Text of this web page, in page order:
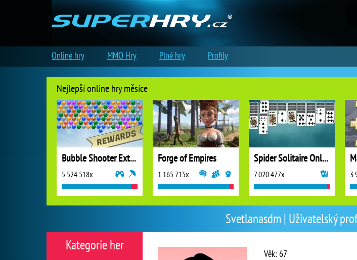
Svetlanasdm | Uživatelský
Věk: 67
Kategorie her
Nejlepší online hry měsíce
Bubble Shooter Extreme
5 524 518x
Forge of Empires
1 165 715x
Spider Solitaire Online
7 020 477x 3
Online hry MMO Hry Plné hry Profily